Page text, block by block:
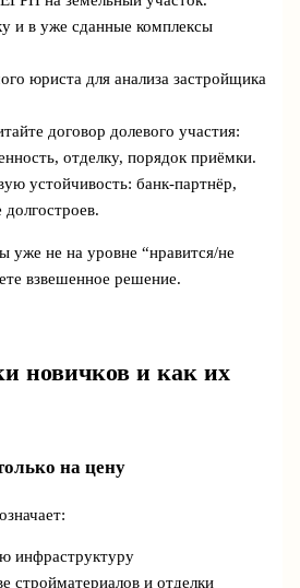
и в уже сданные комплексы
юриста для анализа застройщика
договор долевого участия:
отделку, порядок приёмки.
устойчивость: банк-партнёр,
долгостроев.
уже не на уровне “нравится/не
взвешенное решение.
новичков и как их
на цену
инфраструктуру
стройматериалов и отделки